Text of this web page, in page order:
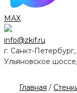
MAX
info@zkif.ru
г. Санкт-
Ульяновское
Главная /